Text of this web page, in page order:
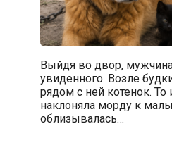
Выйдя во двор,
увиденного. Возле
рядом с ней котенок. То
наклоняла морду к
облизывалась…